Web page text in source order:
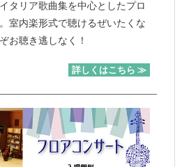
タリア歌曲集を中心としたプロ
室内楽形式で聴けるぜいたくな
お聴き逃しなく！
詳しくはこちら ≫